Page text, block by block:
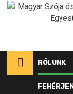
Ugrás
RÓLUNK
Kezdőlap